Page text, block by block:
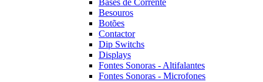
Bases de Corrente
Besouros
Botões
Contactor
Dip Switchs
Displays
Fontes Sonoras - Altifalantes
Fontes Sonoras - Microfones